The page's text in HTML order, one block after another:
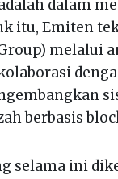
dalam
itu, Emiten
melalui
berbasis
selama ini